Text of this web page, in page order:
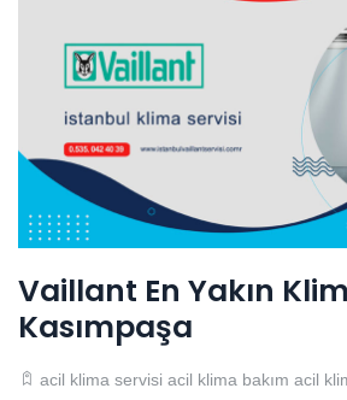
Vaillant En Yakın
Kasımpaşa
acil klima servisi acil klima bakım acil